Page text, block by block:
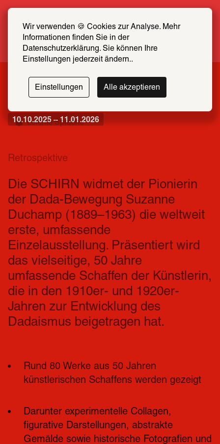
Wir verwenden 🍪 Cookies zur Analyse. Mehr
Informationen finden Sie in der
Datenschutzerklärung. Sie können Ihre
Einstellungen jederzeit ändern..
Einstellungen Alle akzeptieren
SCHIRN FREUND*IN werden
Mehr erfahren
Suzanne
Duchamp
10.10.2025 – 11.01.2026
Leichte Sprache
Retrospektive
Die SCHIRN widmet der Pionierin
der Dada-Bewegung Suzanne
Duchamp (1889–1963) die weltweit
erste, umfassende
Einzelausstellung. Präsentiert wird
das vielseitige, 50 Jahre
umfassende Schaffen der Künstlerin,
die in den 1910er- und 1920er-
Jahren zur Entwicklung des
Dadaismus beigetragen hat.
Rund 80 Werke aus 50 Jahren
künstlerischen Schaffens werden gezeigt
Darunter experimentelle Collagen,
figurative Darstellungen, abstrakte
Gemälde sowie historische Fotografien und